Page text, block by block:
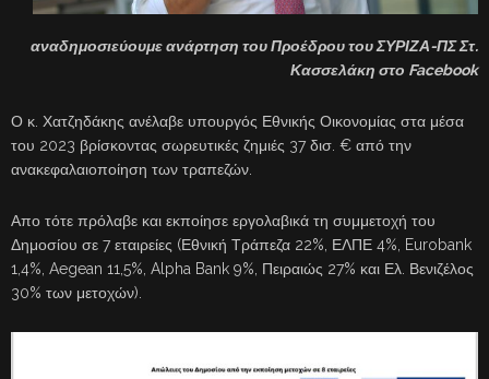
αναδημοσιεύουμε ανάρτηση του Προέδρου του ΣΥΡΙΖΑ-ΠΣ Στ.
Κασσελάκη στο Facebook
Ο κ. Χατζηδάκης ανέλαβε υπουργός Εθνικής Οικονομίας στα μέσα
του 2023 βρίσκοντας σωρευτικές ζημιές 37 δισ. € από την
ανακεφαλαιοποίηση των τραπεζών.
Απο τότε πρόλαβε και εκποίησε εργολαβικά τη συμμετοχή του
Δημοσίου σε 7 εταιρείες (Εθνική Τράπεζα 22%, ΕΛΠΕ 4%, Eurobank
1,4%, Aegean 11,5%, Alpha Bank 9%, Πειραιώς 27% και Ελ. Βενιζέλος
30% των μετοχών).